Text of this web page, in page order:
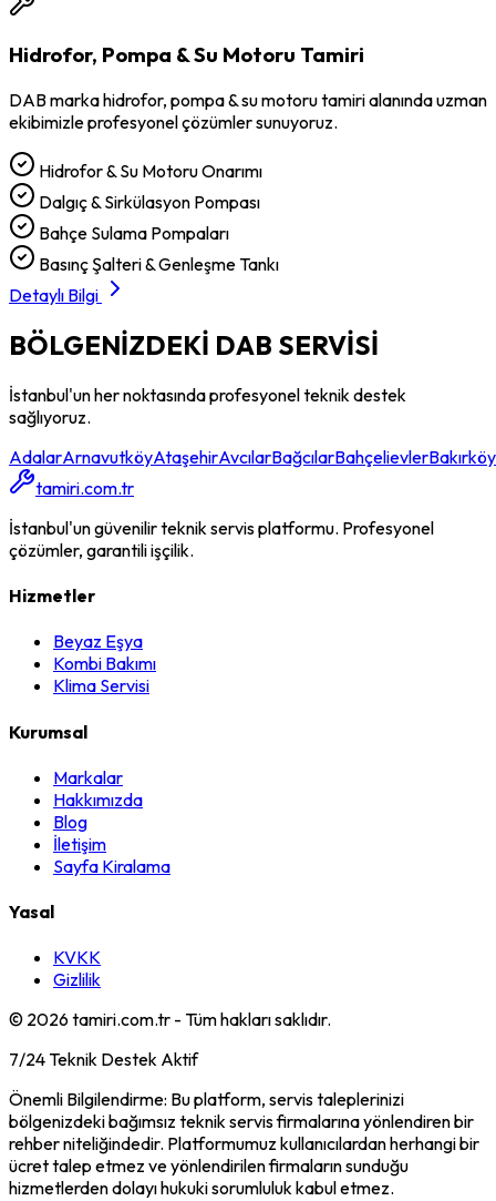
Hidrofor, Pompa & Su Motoru Tamiri
DABmarkahidrofor, pompa & su motoru tamirialanında uzman
ekibimizle profesyonel çözümler sunuyoruz.
Hidrofor & Su Motoru Onarımı
Dalgıç & Sirkülasyon Pompası
Bahçe Sulama Pompaları
Basınç Şalteri & Genleşme Tankı
Detaylı Bilgi
BÖLGENİZDEKİ DAB SERVİSİ
İstanbul'un her noktasında profesyonel teknik destek
sağlıyoruz.
AdalarArnavutköyAtaşehirAvcılarBağcılarBahçelievlerBakırköy
tamiri.com.tr
İstanbul'un güvenilir teknik servis platformu. Profesyonel
çözümler, garantili işçilik.
Hizmetler
Beyaz Eşya
Kombi Bakımı
Klima Servisi
Kurumsal
Markalar
Hakkımızda
Blog
İletişim
Sayfa Kiralama
Yasal
KVKK
Gizlilik
© 2026tamiri.com.tr - Tüm hakları saklıdır.
7/24 Teknik Destek Aktif
Önemli Bilgilendirme: Bu platform, servis taleplerinizi
bölgenizdeki bağımsız teknik servis firmalarına yönlendiren bir
rehber niteliğindedir. Platformumuz kullanıcılardan herhangi bir
ücret talep etmez ve yönlendirilen firmaların sunduğu
hizmetlerden dolayı hukuki sorumluluk kabul etmez.